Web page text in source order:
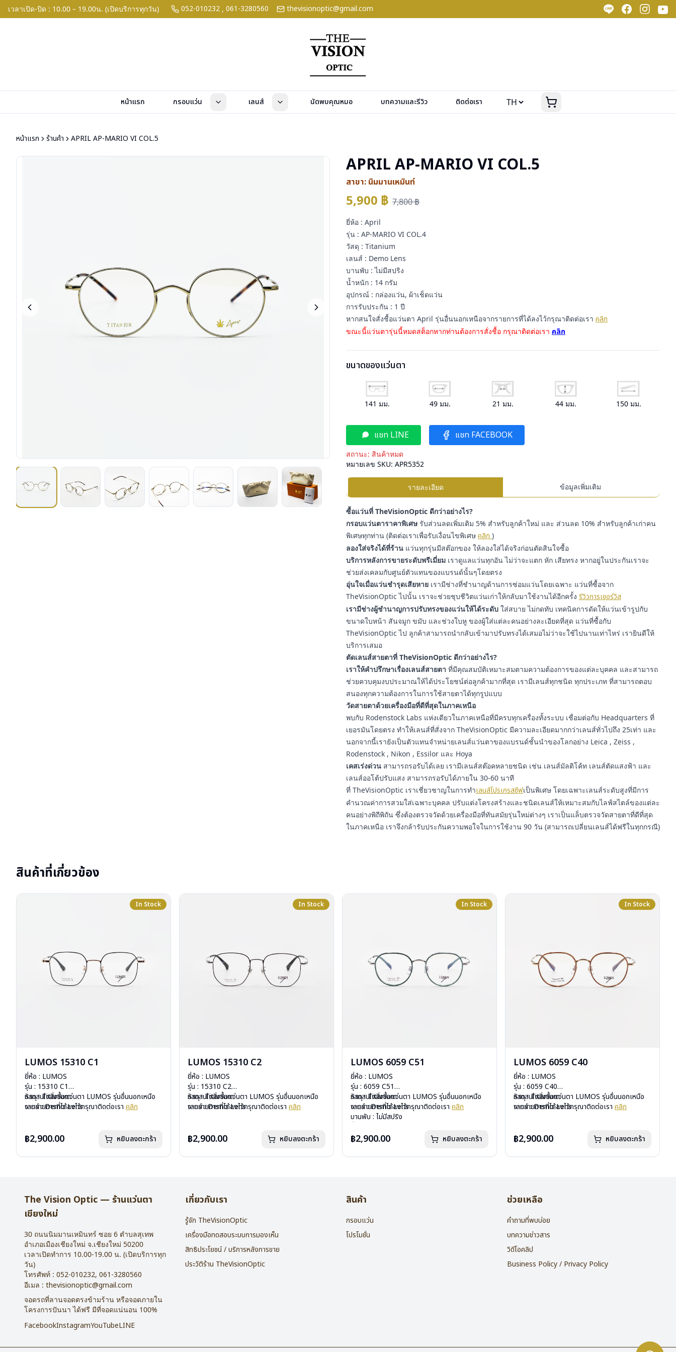
เวลาเปิด-ปิด : 10.00 – 19.00น. (เปิดบริการทุกวัน) 052-010232 , 061-3280560 thevisionoptic@gmail.com
หน้าแรก กรอบแว่น เลนส์ นัดพบคุณหมอ บทความและรีวิว ติดต่อเรา
หน้าแรก ร้านค้า APRIL AP-MARIO VI COL.5
APRIL AP-MARIO VI COL.5
สาขา: นิมมานเหมินท์
5,900 ฿ 7,800฿
ยี่ห้อ : April
รุ่น : AP-MARIO VI COL.4
วัสดุ : Titanium
เลนส์ : Demo Lens
บานพับ : ไม่มีสปริง
น้ำหนัก : 14 กรัม
อุปกรณ์ : กล่องแว่น, ผ้าเช็ดแว่น
การรับประกัน : 1 ปี
หากสนใจสั่งชื้อแว่นตา April รุ่นอื่นนอกเหนือจากรายการที่ได้ลงไว้กรุณาติดต่อเรา คลิก
ขณะนี้แว่นตารุ่นนี้หมดสต็อกหากท่านต้องการสั่งชื้อ กรุณาติดต่อเรา คลิก
ขนาดของแว่นตา
141 มม. 49 มม. 21 มม. 44มม. 150มม.
แชท LINE แชท FACEBOOK
สถานะ: สินค้าหมด
หมายเลข SKU: APR5352
รายละเอียด ข้อมูลเพิ่มเติม
ซื้อแว่นที่ TheVisionOptic ดีกว่าอย่างไร?
กรอบแว่นตาราคาพิเศษ รับส่วนลดเพิ่มเติม 5% สำหรับลูกค้าใหม่ และ ส่วนลด 10% สำหรับลูกค้าเก่าคน
พิเศษทุกท่าน (ติดต่อเราเพื่อรับเงื่อนไขพิเศษ คลิก )
ลองใส่จริงได้ที่ร้าน แว่นทุกรุ่นมีสต๊อกของ ให้ลองใส่ได้จริงก่อนตัดสินใจซื้อ
บริการหลังการขายระดับพรีเมี่ยม เราดูแลแว่นทุกอัน ไม่ว่าจะแตก หัก เสียทรง หากอยู่ในประกันเราจะ
ช่วยส่งเคลมกับศูนย์ตัวแทนของแบรนด์นั้นๆโดยตรง
อุ่นใจเมื่อแว่นชำรุดเสียหาย เรามีช่างที่ชำนาญด้านการซ่อมแว่นโดยเฉพาะ แว่นที่ซื้อจาก
TheVisionOptic ไปนั้น เราจะช่วยชุบชีวิตแว่นเก่าให้กลับมาใช้งานได้อีกครั้ง รีวิวการเซอร์วิส
เรามีช่างผู้ชำนาญการปรับทรงของแว่นให้ได้ระดับ ใส่สบาย ไม่กดทับ เทคนิคการดัดให้แว่นเข้ารูปกับ
ขนาดใบหน้า สันจมูก ขมับ และช่วงใบหู ของผู้ใส่แต่ละคนอย่างละเอียดที่สุด แว่นที่ซื้อกับ
TheVisionOptic ไป ลูกค้าสามารถนำกลับเข้ามาปรับทรงได้เสมอไม่ว่าจะใช้ไปนานเท่าไหร่ เรายินดีให้
บริการเสมอ
ตัดเลนส์สายตาที่ TheVisionOptic ดีกว่าอย่างไร?
เราให้คำปรึกษาเรื่องเลนส์สายตา ที่มีคุณสมบัติเหมาะสมตามความต้องการของแต่ละบุคคล และสามารถ
ช่วยควบคุมงบประมาณให้ได้ประโยชน์ต่อลูกค้ามากที่สุด เรามีเลนส์ทุกชนิด ทุกประเภท ที่สามารถตอบ
สนองทุกความต้องการในการใช้สายตาได้ทุกรูปแบบ
วัดสายตาด้วยเครื่องมือที่ดีที่สุดในภาคเหนือ
พบกับ Rodenstock Labs แห่งเดียวในภาคเหนือที่มีครบทุกเครื่องทั้งระบบ เชื่อมต่อกับ Headquarters ที่
เยอรมันโดยตรง ทำให้เลนส์ที่สั่งจาก TheVisionOptic มีความละเอียดมากกว่าเลนส์ทั่วไปถึง 25เท่า และ
นอกจากนี้เรายังเป็นตัวแทนจำหน่ายเลนส์แว่นตาของแบรนด์ชั้นนำของโลกอย่าง Leica , Zeiss ,
Rodenstock , Nikon , Essilor และ Hoya
เคสเร่งด่วน สามารถรอรับได้เลย เรามีเลนส์สต๊อคหลายชนิด เช่น เลนส์มัลติโค้ท เลนส์ตัดแสงฟ้า และ
เลนส์ออโต้ปรับแสง สามารถรอรับได้ภายใน 30-60 นาที
ที่ TheVisionOptic เราเชี่ยวชาญในการทำเลนส์โปรเกรสซีฟเป็นพิเศษ โดยเฉพาะเลนส์ระดับสูงที่มีการ
คำนวณค่าการสวมใส่เฉพาะบุคคล ปรับแต่งโครงสร้างและชนิดเลนส์ให้เหมาะสมกับไลฟ์สไตล์ของแต่ละ
คนอย่างพิถีพิถัน ซึ่งต้องตรวจวัดด้วยเครื่องมือที่ทันสมัยรุ่นใหม่ต่างๆ เราเป็นแล็บตรวจวัดสายตาที่ดีที่สุด
ในภาคเหนือ เราจึงกล้ารับประกันความพอใจในการใช้งาน 90 วัน (สามารถเปลี่ยนเลนส์ได้ฟรีในทุกกรณี)
สินค้าที่เกี่ยวข้อง
In Stock
LUMOS 15310 C1
ยี่ห้อ : LUMOS
รุ่น : 15310 C1
วัสดุ : Titanium
เลนส์ : Demo Lens
อุปกรณ์ : กล่องแว่น , ผ้าเช็ดแว่น
หากสนใจสั่งชื้อแว่นตา LUMOS รุ่นอื่นนอกเหนือ
จากรายการที่ได้ลงไว้กรุณาติดต่อเรา คลิก
฿2,900.00 หยิบลงตะกร้า
In Stock
LUMOS 15310 C2
ยี่ห้อ : LUMOS
รุ่น : 15310 C2
วัสดุ : Titanium
เลนส์ : Demo Lens
อุปกรณ์ : กล่องแว่น , ผ้าเช็ดแว่น
หากสนใจสั่งชื้อแว่นตา LUMOS รุ่นอื่นนอกเหนือ
จากรายการที่ได้ลงไว้กรุณาติดต่อเรา คลิก
฿2,900.00 หยิบลงตะกร้า
In Stock
LUMOS 6059 C51
ยี่ห้อ : LUMOS
รุ่น : 6059 C51
วัสดุ : Titanium
เลนส์ : Demo Lens
บานพับ : ไม่มีสปริง
อุปกรณ์ : กล่องแว่น , ผ้าเช็ดแว่น
หากสนใจสั่งชื้อแว่นตา LUMOS รุ่นอื่นนอกเหนือ
จากรายการที่ได้ลงไว้กรุณาติดต่อเรา คลิก
฿2,900.00 หยิบลงตะกร้า
In Stock
LUMOS 6059 C40
ยี่ห้อ : LUMOS
รุ่น : 6059 C40
วัสดุ : Titanium
เลนส์ : Demo Lens
อุปกรณ์ : กล่องแว่น , ผ้าเช็ดแว่น
หากสนใจสั่งชื้อแว่นตา LUMOS รุ่นอื่นนอกเหนือ
จากรายการที่ได้ลงไว้กรุณาติดต่อเรา คลิก
฿2,900.00 หยิบลงตะกร้า
The Vision Optic — ร้านแว่นตา
เชียงใหม่
30 ถนนนิมมานเหมินทร์ ซอย 6 ตำบลสุเทพ
อำเภอเมืองเชียงใหม่ จ.เชียงใหม่ 50200
เวลาเปิดทำการ 10.00-19.00 น. (เปิดบริการทุก
วัน)
โทรศัพท์ : 052-010232, 061-3280560
อีเมล : thevisionoptic@gmail.com
จอดรถที่ลานจอดตรงข้ามร้าน หรือจอดภายใน
โครงการปันนา ได้ฟรี มีที่จอดแน่นอน 100%
FacebookInstagramYouTubeLINE
เกี่ยวกับเรา
รู้จัก TheVisionOptic
เครื่องมือทดสอบระบบการมองเห็น
สิทธิประโยชน์ / บริการหลังการขาย
ประวัติร้าน TheVisionOptic
สินค้า
กรอบแว่น
โปรโมชั่น
ช่วยเหลือ
คำถามที่พบบ่อย
บทความข่าวสาร
วิดีโอคลิป
Business Policy / Privacy Policy